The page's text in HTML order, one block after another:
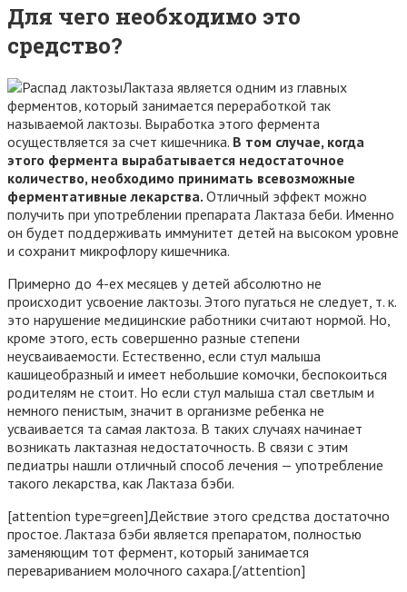
Для чего необходимо это
средство?
Лактаза является одним из главных
ферментов, который занимается переработкой так
называемой лактозы. Выработка этого фермента
осуществляется за счет кишечника. В том случае, когда
этого фермента вырабатывается недостаточное
количество, необходимо принимать всевозможные
ферментативные лекарства. Отличный эффект можно
получить при употреблении препарата Лактаза беби. Именно
он будет поддерживать иммунитет детей на высоком уровне
и сохранит микрофлору кишечника.
Примерно до 4-ех месяцев у детей абсолютно не
происходит усвоение лактозы. Этого пугаться не следует, т. к.
это нарушение медицинские работники считают нормой. Но,
кроме этого, есть совершенно разные степени
неусваиваемости. Естественно, если стул малыша
кашицеобразный и имеет небольшие комочки, беспокоиться
родителям не стоит. Но если стул малыша стал светлым и
немного пенистым, значит в организме ребенка не
усваивается та самая лактоза. В таких случаях начинает
возникать лактазная недостаточность. В связи с этим
педиатры нашли отличный способ лечения — употребление
такого лекарства, как Лактаза бэби.
[attention type=green]Действие этого средства достаточно
простое. Лактаза бэби является препаратом, полностью
заменяющим тот фермент, который занимается
перевариванием молочного сахара.[/attention]